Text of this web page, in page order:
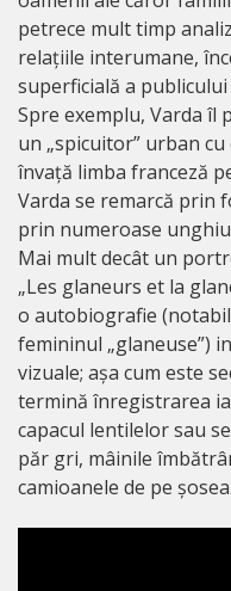
petrece mult timp
relațiile interumane,
superficială a
Spre exemplu, Varda îl
un „spicuitor” urban
învață limba franceză
Varda se remarcă prin
prin numeroase
Mai mult decât un
„Les glaneurs et la
o autobiografie
femininul „glaneuse”)
vizuale; așa cum este
termină înregistrarea
capacul lentilelor sau
păr gri, mâinile
camioanele de pe șosea.